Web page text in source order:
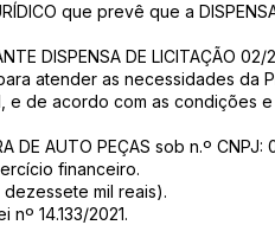
que prevê que a
DISPENSA DE
atender as necessidades da
e de acordo com as
DE AUTO PEÇAS sob n.º
financeiro.
dezessete mil reais).
nº 14.133/2021.